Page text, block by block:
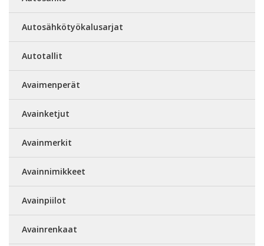
Autosähkötyökalusarjat
Autotallit
Avaimenperät
Avainketjut
Avainmerkit
Avainnimikkeet
Avainpiilot
Avainrenkaat